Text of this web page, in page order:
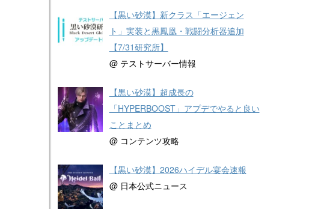
【黒い砂漠】新クラス「エージェン
ト」実装と黒鳳凰・戦闘分析器追加
【7/31研究所】
@ テストサーバー情報
【黒い砂漠】超成長の
「HYPERBOOST」アプデでやると良い
ことまとめ
@ コンテンツ攻略
【黒い砂漠】2026ハイデル宴会速報
@ 日本公式ニュース